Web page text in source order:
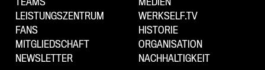
LEISTUNGSZENTRUM
FANS
MITGLIEDSCHAFT
NEWSLETTER
WERKSELF.TV
HISTORIE
ORGANISATION
NACHHALTIGKEIT